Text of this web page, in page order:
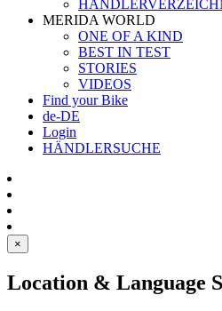
MERIDA WORLD
ONE OF A KIND
BEST IN TEST
STORIES
VIDEOS
Find your Bike
de-DE
Login
HÄNDLERSUCHE
×
Location & Language